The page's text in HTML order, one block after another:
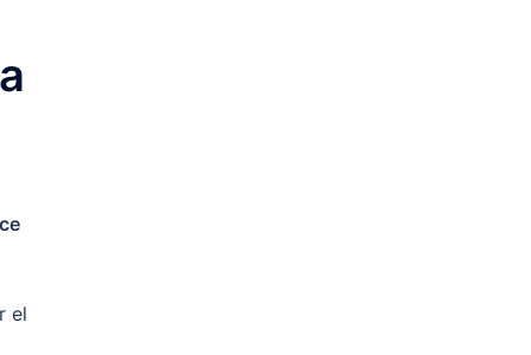
el